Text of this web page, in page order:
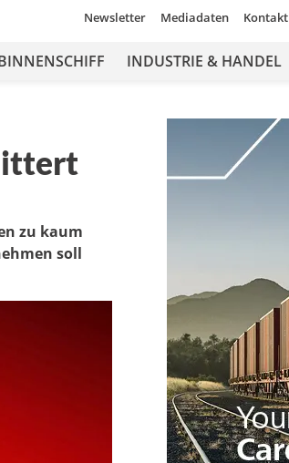
Newsletter Mediadaten Kontakt
INDUSTRIE & HANDEL
zu kaum
soll